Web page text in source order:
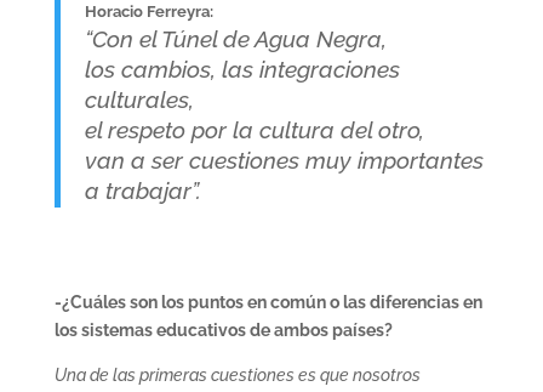
Horacio Ferreyra:
“Con el Túnel de Agua Negra,
los cambios, las integraciones
culturales,
el respeto por la cultura del otro,
van a ser cuestiones muy importantes
a trabajar”.
-¿Cuáles son los puntos en común o las diferencias en
los sistemas educativos de ambos países?
Una de las primeras cuestiones es que nosotros